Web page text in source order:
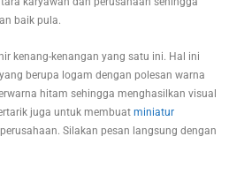
baik pula.
kenang-kenangan yang satu ini. Hal ini
berupa logam dengan polesan warna
hitam sehingga menghasilkan visual
juga untuk membuat miniatur
Silakan pesan langsung dengan